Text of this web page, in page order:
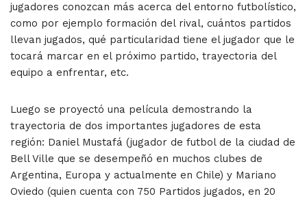
jugadores conozcan más acerca del entorno futbolístico,
como por ejemplo formación del rival, cuántos partidos
llevan jugados, qué particularidad tiene el jugador que le
tocará marcar en el próximo partido, trayectoria del
equipo a enfrentar, etc.
Luego se proyectó una película demostrando la
trayectoria de dos importantes jugadores de esta
región: Daniel Mustafá (jugador de futbol de la ciudad de
Bell Ville que se desempeñó en muchos clubes de
Argentina, Europa y actualmente en Chile) y Mariano
Oviedo (quien cuenta con 750 Partidos jugados, en 20